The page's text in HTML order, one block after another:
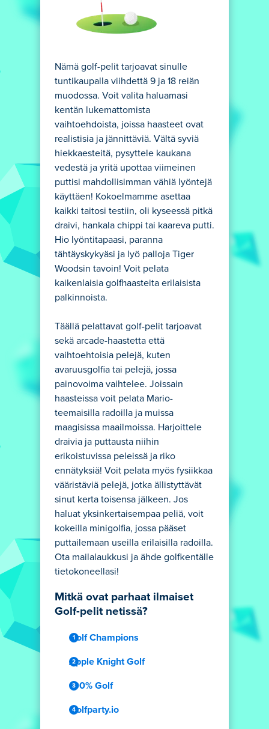
Nämä golf-pelit tarjoavat sinulle
tuntikaupalla viihdettä 9 ja 18 reiän
muodossa. Voit valita haluamasi
kentän lukemattomista
vaihtoehdoista, joissa haasteet ovat
realistisia ja jännittäviä. Vältä syviä
hiekkaesteitä, pysyttele kaukana
vedestä ja yritä upottaa viimeinen
puttisi mahdollisimman vähiä lyöntejä
käyttäen! Kokoelmamme asettaa
kaikki taitosi testiin, oli kyseessä pitkä
draivi, hankala chippi tai kaareva putti.
Hio lyöntitapaasi, paranna
tähtäyskykyäsi ja lyö palloja Tiger
Woodsin tavoin! Voit pelata
kaikenlaisia golfhaasteita erilaisista
palkinnoista.
Täällä pelattavat golf-pelit tarjoavat
sekä arcade-haastetta että
vaihtoehtoisia pelejä, kuten
avaruusgolfia tai pelejä, jossa
painovoima vaihtelee. Joissain
haasteissa voit pelata Mario-
teemaisilla radoilla ja muissa
maagisissa maailmoissa. Harjoittele
draivia ja puttausta niihin
erikoistuvissa peleissä ja riko
ennätyksiä! Voit pelata myös fysiikkaa
vääristäviä pelejä, jotka ällistyttävät
sinut kerta toisensa jälkeen. Jos
haluat yksinkertaisempaa peliä, voit
kokeilla minigolfia, jossa pääset
puttailemaan useilla erilaisilla radoilla.
Ota mailalaukkusi ja ähde golfkentälle
tietokoneellasi!
Mitkä ovat parhaat ilmaiset
Golf-pelit netissä?
Golf Champions
Apple Knight Golf
100% Golf
Golfparty.io